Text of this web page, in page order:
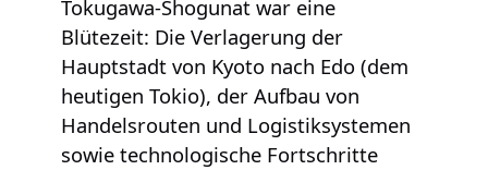
Tokugawa-Shogunat war eine
Blütezeit: Die Verlagerung der
Hauptstadt von Kyoto nach Edo (dem
heutigen Tokio), der Aufbau von
Handelsrouten und Logistiksystemen
sowie technologische Fortschritte